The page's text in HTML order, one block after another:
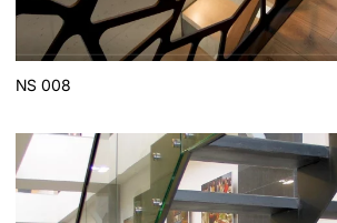
NS 008